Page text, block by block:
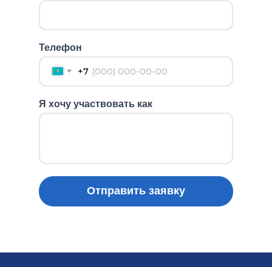
Телефон
+7
Я хочу участвовать как
Отправить заявку